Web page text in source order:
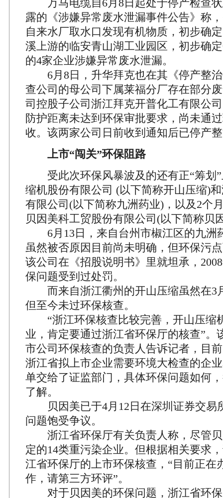
万马电缆自6月8日起处于停产检查状
露的《涉嫌异常废水泄漏事件公告》称
自来水厂取水口发现有机物质，初步确
溪上游的临安青山湖工业园区，初步确
的4家企业涉嫌异常废水泄漏。
6月8日，升华拜克也在其《停产整治
查公司的母公司下属莱福分厂存在部分
司控股子公司浙江拜克开普化工有限公
防护距离未达到环保审批要求，尚未通
收。该两家公司日前收到通知后已停产
上市“闯关”环保阻路
受此次环保风暴波及的还有正“筹划”
缩机股份有限公司 (以下简称开山压缩)
有限公司(以下简称九洲药业)，以及2个
贝因美科工贸股份有限公司(以下简称贝
6月13日，来自台州市椒江区的九洲
虽然被否原因目前尚未明确，但环保污
该公司在《招股说明书》里就坦承，
保问题受到过处罚。
而来自浙江衢州的开山压缩虽然在3
但至今未过环保核查。
“浙江环保核查比较完善，开山压缩
业，肯定要通过浙江省环保厅的核查”。
市公司环保核查的负责人告诉记者，目
浙江省拟上市企业需要环境大检查的企
单交给了证监部门，具体环保问题如何
了解。
贝因美已于4月12日在深圳证券交易
问题饱受争议。
浙江省环保厅有关负责人称，尽管贝
定的14类重污染企业。但根据相关要求
江省环保厅的上市环保核查，“目前正在
作，请第三方环评”。
对于贝因美的环保问题，浙江省环保